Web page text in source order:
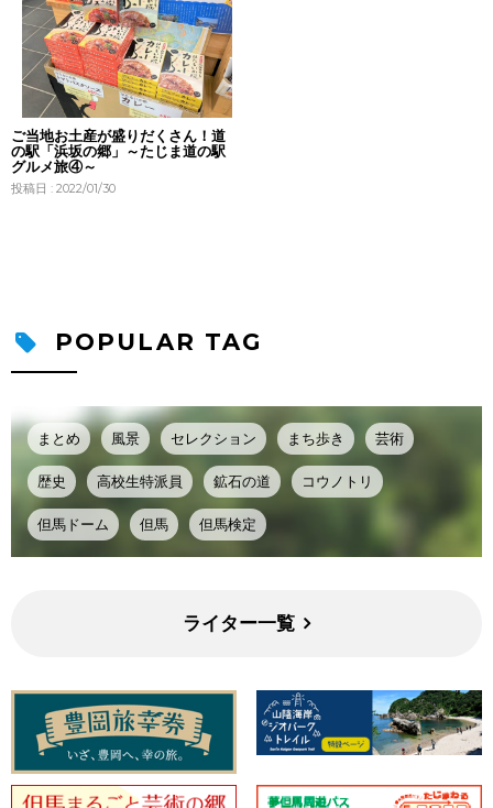
ご当地お土産が盛りだくさん！道
の駅「浜坂の郷」～たじま道の駅
グルメ旅④～
投稿日 : 2022/01/30
POPULAR TAG
まとめ 風景 セレクション まち歩き 芸術
歴史 高校生特派員 鉱石の道 コウノトリ
但馬ドーム 但馬 但馬検定
ライター一覧